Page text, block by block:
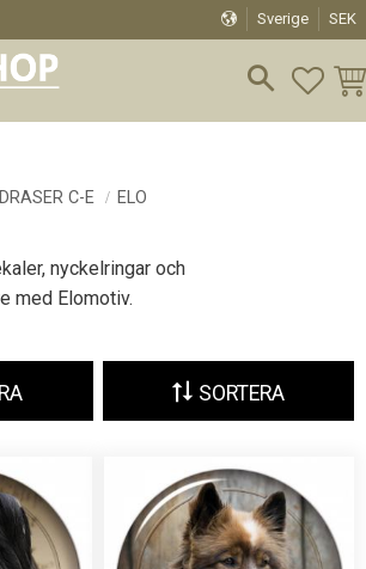
Sverige SEK
C-E ELO
nyckelringar och
med Elomotiv.
SORTERA